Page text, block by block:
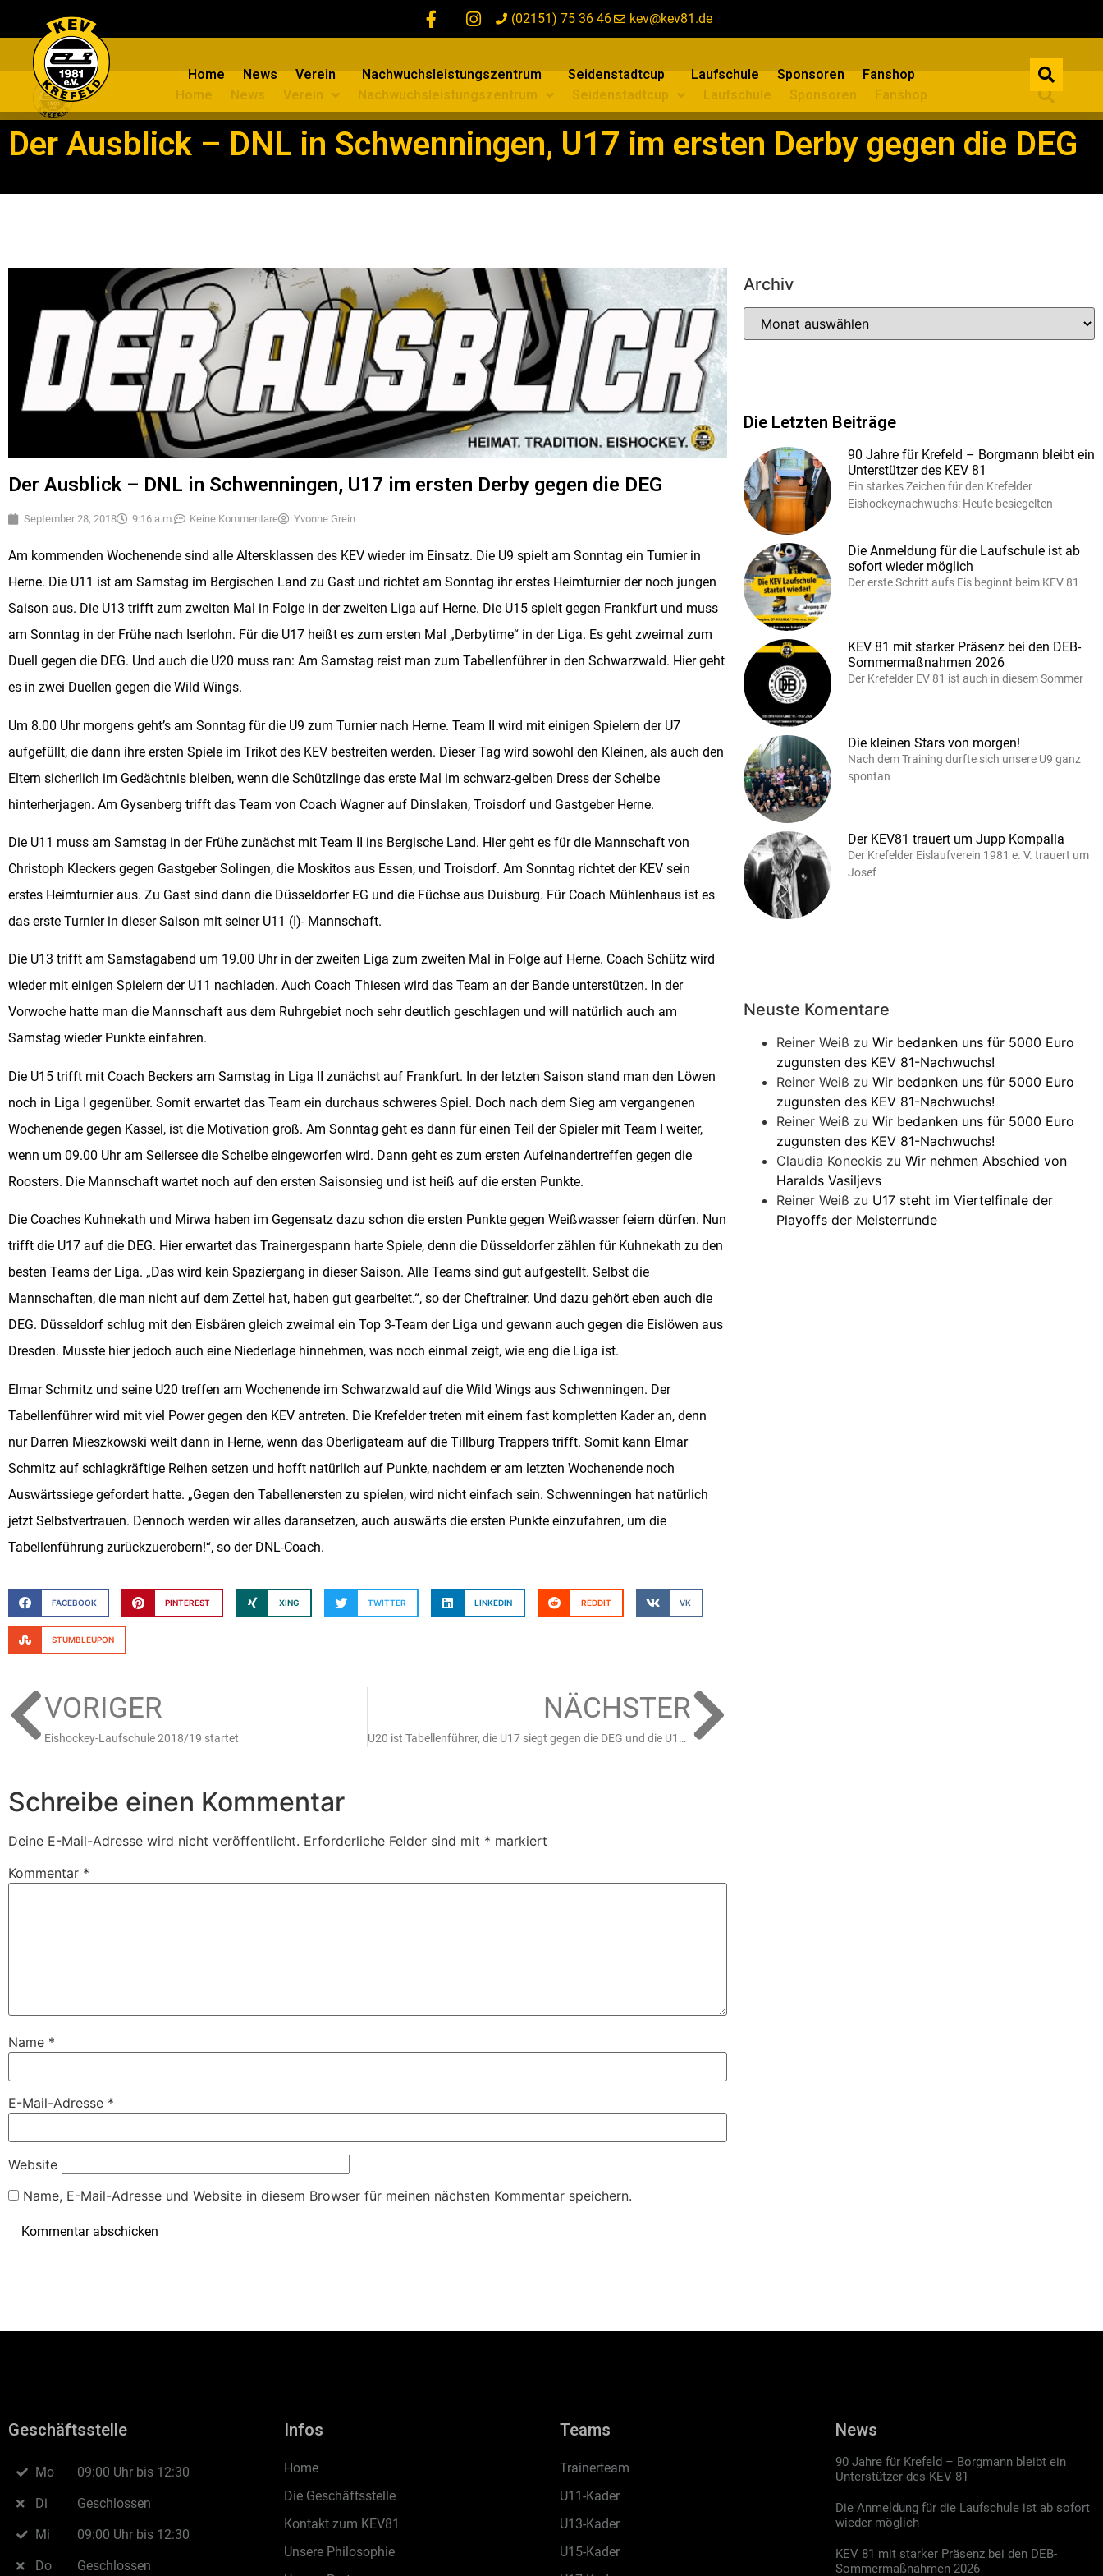
(02151) 75 36 46 kev@kev81.de
Home News Verein Nachwuchsleistungszentrum Seidenstadtcup Laufschule​ Sponsoren
Fanshop
Home
News Verein Nachwuchsleistungszentrum Seidenstadtcup Laufschule​ Sponsoren Fanshop
Der Ausblick – DNL in Schwenningen, U17 im ersten Derby gegen die DEG
Der Ausblick – DNL in Schwenningen, U17 im ersten Derby gegen die DEG
September 28, 2018 9:16 a.m. Keine Kommentare Yvonne Grein
Am kommenden Wochenende sind alle Altersklassen des KEV wieder im Einsatz. Die U9 spielt am Sonntag ein Turnier in
Herne. Die U11 ist am Samstag im Bergischen Land zu Gast und richtet am Sonntag ihr erstes Heimturnier der noch jungen
Saison aus. Die U13 trifft zum zweiten Mal in Folge in der zweiten Liga auf Herne. Die U15 spielt gegen Frankfurt und muss
am Sonntag in der Frühe nach Iserlohn. Für die U17 heißt es zum ersten Mal „Derbytime“ in der Liga. Es geht zweimal zum
Duell gegen die DEG. Und auch die U20 muss ran: Am Samstag reist man zum Tabellenführer in den Schwarzwald. Hier geht
es in zwei Duellen gegen die Wild Wings.
Um 8.00 Uhr morgens geht’s am Sonntag für die U9 zum Turnier nach Herne. Team II wird mit einigen Spielern der U7
aufgefüllt, die dann ihre ersten Spiele im Trikot des KEV bestreiten werden. Dieser Tag wird sowohl den Kleinen, als auch den
Eltern sicherlich im Gedächtnis bleiben, wenn die Schützlinge das erste Mal im schwarz-gelben Dress der Scheibe
hinterherjagen. Am Gysenberg trifft das Team von Coach Wagner auf Dinslaken, Troisdorf und Gastgeber Herne.
Die U11 muss am Samstag in der Frühe zunächst mit Team II ins Bergische Land. Hier geht es für die Mannschaft von
Christoph Kleckers gegen Gastgeber Solingen, die Moskitos aus Essen, und Troisdorf. Am Sonntag richtet der KEV sein
erstes Heimturnier aus. Zu Gast sind dann die Düsseldorfer EG und die Füchse aus Duisburg. Für Coach Mühlenhaus ist es
das erste Turnier in dieser Saison mit seiner U11 (I)- Mannschaft.
Die U13 trifft am Samstagabend um 19.00 Uhr in der zweiten Liga zum zweiten Mal in Folge auf Herne. Coach Schütz wird
wieder mit einigen Spielern der U11 nachladen. Auch Coach Thiesen wird das Team an der Bande unterstützen. In der
Vorwoche hatte man die Mannschaft aus dem Ruhrgebiet noch sehr deutlich geschlagen und will natürlich auch am
Samstag wieder Punkte einfahren.
Die U15 trifft mit Coach Beckers am Samstag in Liga II zunächst auf Frankfurt. In der letzten Saison stand man den Löwen
noch in Liga I gegenüber. Somit erwartet das Team ein durchaus schweres Spiel. Doch nach dem Sieg am vergangenen
Wochenende gegen Kassel, ist die Motivation groß. Am Sonntag geht es dann für einen Teil der Spieler mit Team I weiter,
wenn um 09.00 Uhr am Seilersee die Scheibe eingeworfen wird. Dann geht es zum ersten Aufeinandertreffen gegen die
Roosters. Die Mannschaft wartet noch auf den ersten Saisonsieg und ist heiß auf die ersten Punkte.
Die Coaches Kuhnekath und Mirwa haben im Gegensatz dazu schon die ersten Punkte gegen Weißwasser feiern dürfen. Nun
trifft die U17 auf die DEG. Hier erwartet das Trainergespann harte Spiele, denn die Düsseldorfer zählen für Kuhnekath zu den
besten Teams der Liga. „Das wird kein Spaziergang in dieser Saison. Alle Teams sind gut aufgestellt. Selbst die
Mannschaften, die man nicht auf dem Zettel hat, haben gut gearbeitet.“, so der Cheftrainer. Und dazu gehört eben auch die
DEG. Düsseldorf schlug mit den Eisbären gleich zweimal ein Top 3-Team der Liga und gewann auch gegen die Eislöwen aus
Dresden. Musste hier jedoch auch eine Niederlage hinnehmen, was noch einmal zeigt, wie eng die Liga ist.
Elmar Schmitz und seine U20 treffen am Wochenende im Schwarzwald auf die Wild Wings aus Schwenningen. Der
Tabellenführer wird mit viel Power gegen den KEV antreten. Die Krefelder treten mit einem fast kompletten Kader an, denn
nur Darren Mieszkowski weilt dann in Herne, wenn das Oberligateam auf die Tillburg Trappers trifft. Somit kann Elmar
Schmitz auf schlagkräftige Reihen setzen und hofft natürlich auf Punkte, nachdem er am letzten Wochenende noch
Auswärtssiege gefordert hatte. „Gegen den Tabellenersten zu spielen, wird nicht einfach sein. Schwenningen hat natürlich
jetzt Selbstvertrauen. Dennoch werden wir alles daransetzen, auch auswärts die ersten Punkte einzufahren, um die
Tabellenführung zurückzuerobern!“, so der DNL-Coach.
FACEBOOK PINTEREST XING TWITTER LINKEDIN REDDIT VK
STUMBLEUPON
VORIGER
Eishockey-Laufschule 2018/19 startet
NÄCHSTER
U20 ist Tabellenführer, die U17 siegt gegen die DEG und die U15 mit Erfolgen
Schreibe einen Kommentar
Deine E-Mail-Adresse wird nicht veröffentlicht. Erforderliche Felder sind mit * markiert
Kommentar *
Name *
E-Mail-Adresse *
Website
Name, E-Mail-Adresse und Website in diesem Browser für meinen nächsten Kommentar speichern.
Archiv
Die Letzten Beiträge
90 Jahre für Krefeld – Borgmann bleibt ein
Unterstützer des KEV 81
Ein starkes Zeichen für den Krefelder
Eishockeynachwuchs: Heute besiegelten
Die Anmeldung für die Laufschule ist ab
sofort wieder möglich
Der erste Schritt aufs Eis beginnt beim KEV 81
KEV 81 mit starker Präsenz bei den DEB-
Sommermaßnahmen 2026
Der Krefelder EV 81 ist auch in diesem Sommer
Die kleinen Stars von morgen!
Nach dem Training durfte sich unsere U9 ganz
spontan
Der KEV81 trauert um Jupp Kompalla
Der Krefelder Eislaufverein 1981 e. V. trauert um
Josef
Neuste Komentare
Reiner Weiß zu Wir bedanken uns für 5000 Euro
zugunsten des KEV 81-Nachwuchs!
Reiner Weiß zu Wir bedanken uns für 5000 Euro
zugunsten des KEV 81-Nachwuchs!
Reiner Weiß zu Wir bedanken uns für 5000 Euro
zugunsten des KEV 81-Nachwuchs!
Claudia Koneckiszu Wir nehmen Abschied von
Haralds Vasiljevs
Reiner Weiß zu U17 steht im Viertelfinale der
Playoffs der Meisterrunde
Geschäftsstelle
Mo
Di
Mi
Do
09:00 Uhr bis 12:30
Geschlossen
09:00 Uhr bis 12:30
Geschlossen
Infos
Home
Die Geschäftsstelle
Kontakt zum KEV81
Unsere Philosophie
Teams
Trainerteam
U11-Kader
U13-Kader
U15-Kader
News
90 Jahre für Krefeld – Borgmann bleibt ein
Unterstützer des KEV 81
Die Anmeldung für die Laufschule ist ab sofort
wieder möglich
KEV 81 mit starker Präsenz bei den DEB-
Sommermaßnahmen 2026